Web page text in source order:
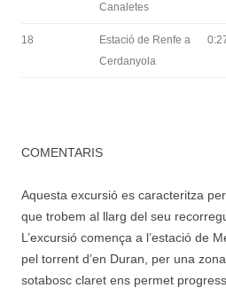
Canaletes
18
Estació de Renfe a
Cerdanyola
COMENTARIS
Aquesta excursió es caracteritza
que trobem al llarg del seu
L’excursió comença a l’estació de
pel torrent d’en Duran, per una
sotabosc claret ens permet